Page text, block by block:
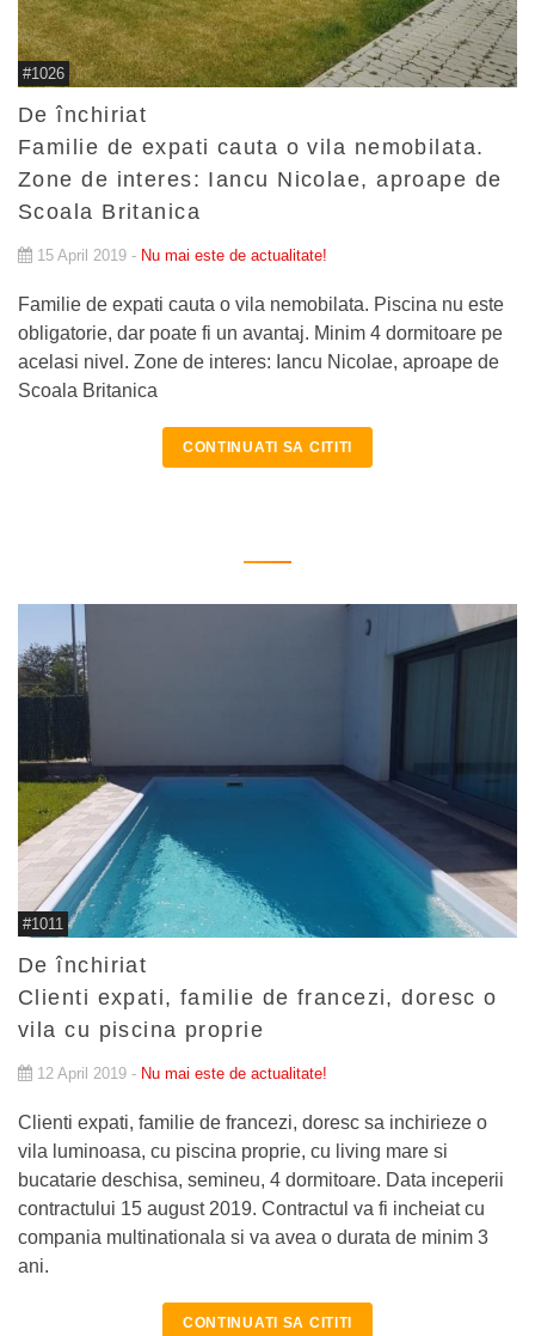
#1026
De închiriat
Familie de expati cauta o vila nemobilata.
Zone de interes: Iancu Nicolae, aproape de
Scoala Britanica
15 April 2019 - Nu mai este de actualitate!
Familie de expati cauta o vila nemobilata. Piscina nu este
obligatorie, dar poate fi un avantaj. Minim 4 dormitoare pe
acelasi nivel. Zone de interes: Iancu Nicolae, aproape de
Scoala Britanica
CONTINUATI SA CITITI
#1011
De închiriat
Clienti expati, familie de francezi, doresc o
vila cu piscina proprie
12 April 2019 - Nu mai este de actualitate!
Clienti expati, familie de francezi, doresc sa inchirieze o
vila luminoasa, cu piscina proprie, cu living mare si
bucatarie deschisa, semineu, 4 dormitoare. Data inceperii
contractului 15 august 2019. Contractul va fi incheiat cu
compania multinationala si va avea o durata de minim 3
ani.
CONTINUATI SA CITITI